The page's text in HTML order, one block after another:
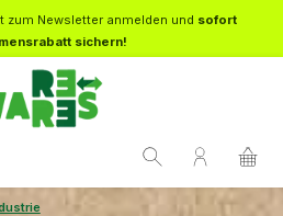
zum Newsletter anmelden und sofort
sichern!